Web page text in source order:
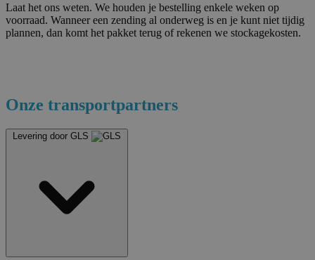
Laat het ons weten. We houden je bestelling enkele weken op
voorraad. Wanneer een zending al onderweg is en je kunt niet tijdig
plannen, dan komt het pakket terug of rekenen we stockagekosten.
Onze transportpartners
Levering door GLS